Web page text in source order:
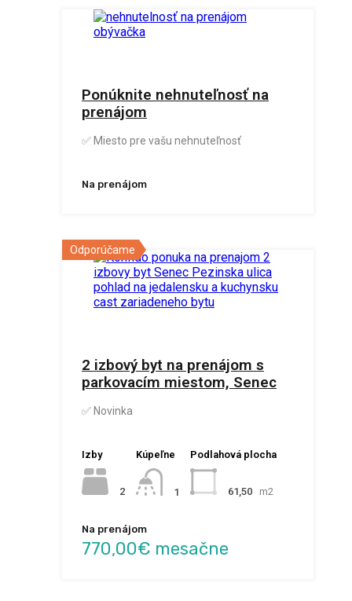
Ponúknite nehnuteľnosť na
prenájom
✅ Miesto pre vašu nehnuteľnosť
Na prenájom
Odporúčame
2 izbový byt na prenájom s
parkovacím miestom, Senec
✅ Novinka
Izby
2
Kúpeľne
1
Podlahová plocha
61,50 m2
Na prenájom
770,00€ mesačne